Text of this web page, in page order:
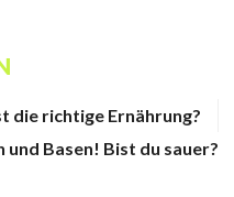
die richtige Ernährung?
und Basen! Bist du sauer?